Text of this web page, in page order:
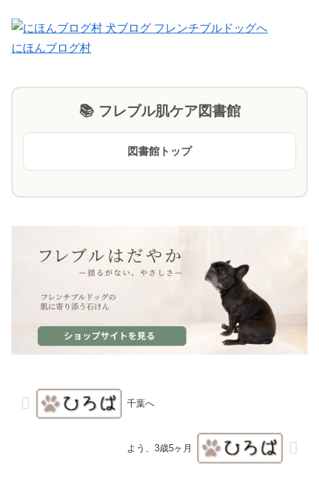
にほんブログ村
📚 フレブル肌ケア図書館
図書館トップ
千葉へ
よう、3歳5ヶ月